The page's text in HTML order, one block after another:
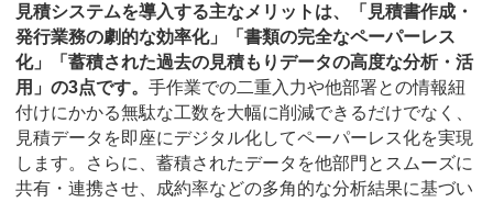
見積システムを導入する主なメリットは、「見積書作成・
発行業務の劇的な効率化」「書類の完全なペーパーレス
化」「蓄積された過去の見積もりデータの高度な分析・活
用」の3点です。 手作業での二重入力や他部署との情報紐
付けにかかる無駄な工数を大幅に削減できるだけでなく、
見積データを即座にデジタル化してペーパーレス化を実現
します。さらに、蓄積されたデータを他部門とスムーズに
共有・連携させ、成約率などの多角的な分析結果に基づい